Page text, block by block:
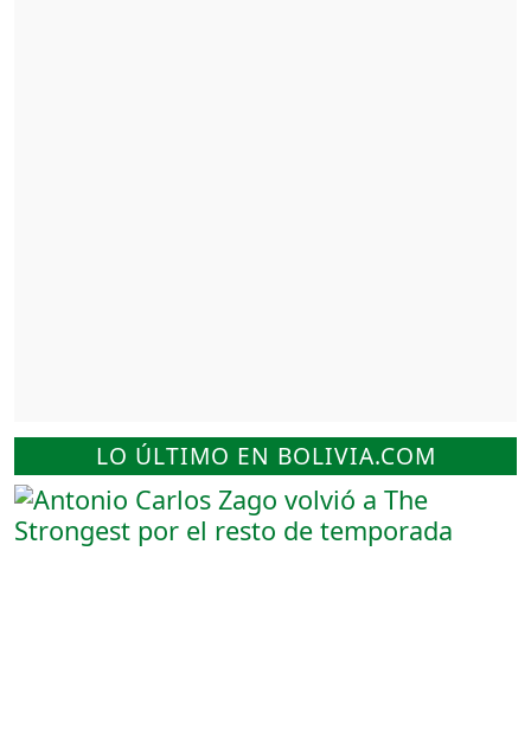
LO ÚLTIMO EN BOLIVIA.COM